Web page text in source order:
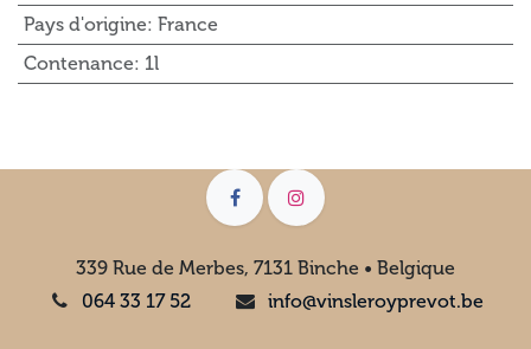
Pays d'origine: France
Contenance: 1l
339 Rue de Merbes, 7131 Binche • Belgique
064 33 17 52
info@vinsleroyprevot.be